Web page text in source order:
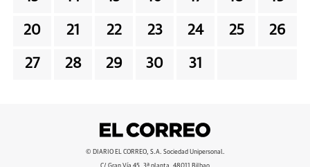
20 21 22 23 24 25 26
27 28 29 30 31
© DIARIO EL CORREO, S.A. Sociedad Unipersonal.